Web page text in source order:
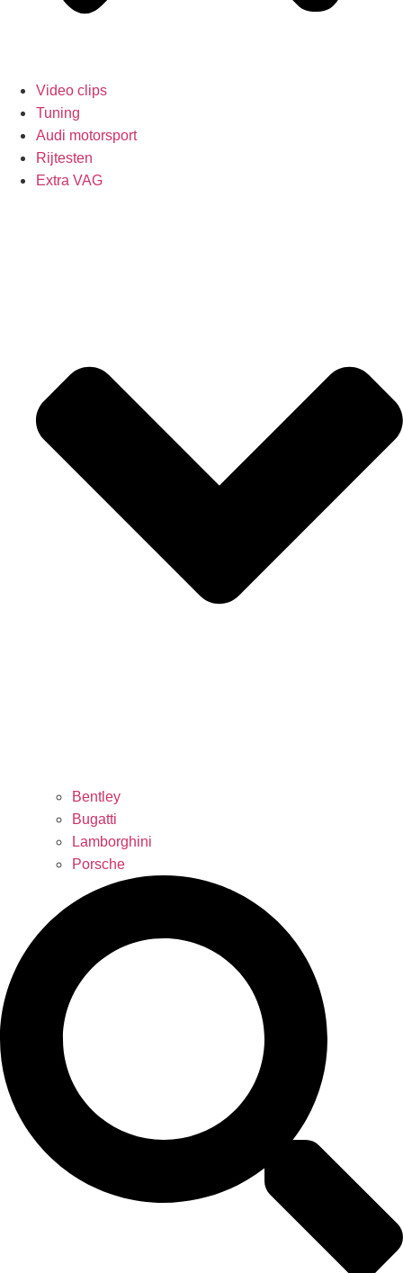
Video clips
Tuning
Audi motorsport
Rijtesten
Extra VAG
Bentley
Bugatti
Lamborghini
Porsche